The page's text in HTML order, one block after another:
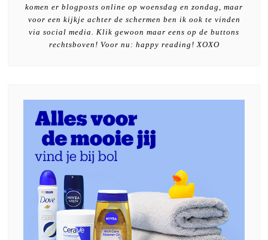
komen er blogposts online op woensdag en zondag, maar
voor een kijkje achter de schermen ben ik ook te vinden
via social media. Klik gewoon maar eens op de buttons
rechtsboven! Voor nu: happy reading! XOXO